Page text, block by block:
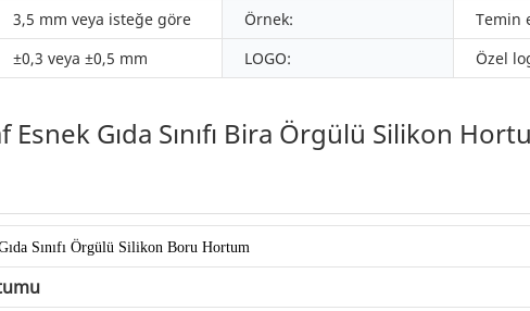
3,5 mm veya isteğe göre Örnek:
Temin
±0,3 veya ±0,5 mm LOGO: Özel
Gıda Sınıfı Bira Örgülü Silikon
Sınıfı Örgülü Silikon Boru Hortum